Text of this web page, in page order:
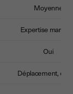
Moyenne
Expertise
Oui
Déplacement,